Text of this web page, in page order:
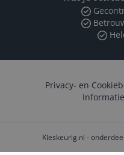
Privacy- en
Kieskeurig.nl -